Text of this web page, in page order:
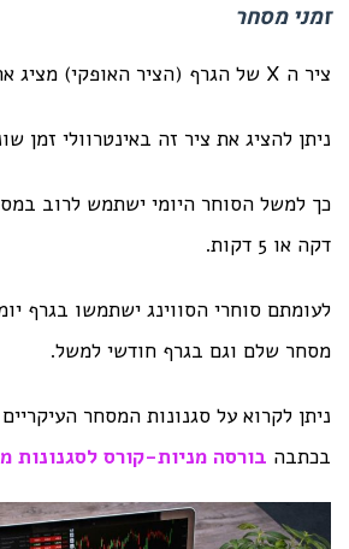
זמני מסחר
ציר ה X של הגרף (הציר האופקי) מציג את הזמן.
ניתן להציג את ציר זה באינטרוולי זמן
כך למשל הסוחר היומי ישתמש לרוב
דקה או 5 דקות.
לעומתם סוחרי הסווינג ישתמשו בגרף
מסחר שלם וגם בגרף חודשי למשל.
ניתן לקרוא על סגנונות המסחר
בכתבה בורסה מניות-קורס לסגנונות